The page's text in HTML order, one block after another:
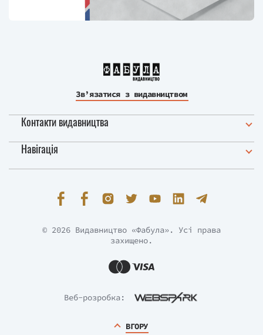
Зв’язатися з видавництвом
Контакти видавництва
Навігація
Веб-розробка:
© 2026 Видавництво «Фабула». Усі права
захищено.
ВГОРУ